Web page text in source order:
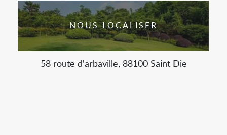
NOUS LOCALISER
58 route d'arbaville, 88100 Saint Die